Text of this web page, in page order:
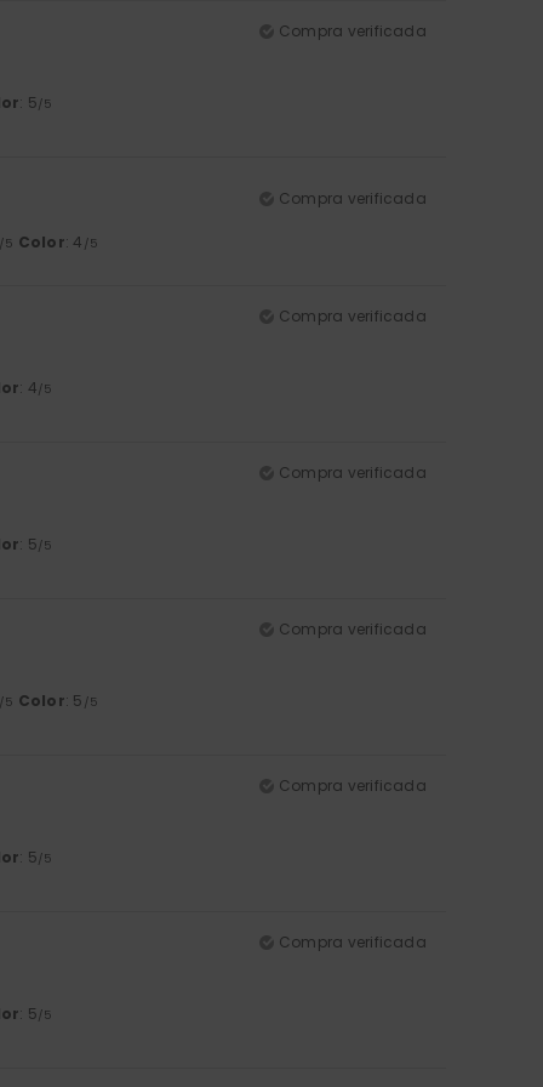
Compra verificada
: 5/5
Compra verificada
/5 Color: 4 /5
Compra verificada
: 4/5
Compra verificada
: 5/5
Compra verificada
/5 Color: 5 /5
Compra verificada
: 5/5
Compra verificada
: 5/5